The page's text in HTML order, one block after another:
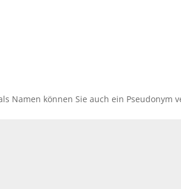
Namen können Sie auch ein Pseudonym